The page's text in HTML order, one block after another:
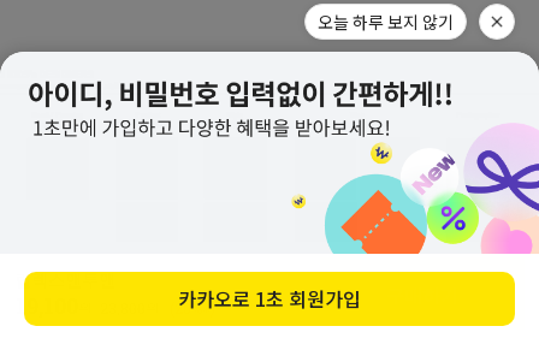
릴렉스맨투맨
(20%↓)
오늘 하루 보지 않기
카카오로 1초 회원가입